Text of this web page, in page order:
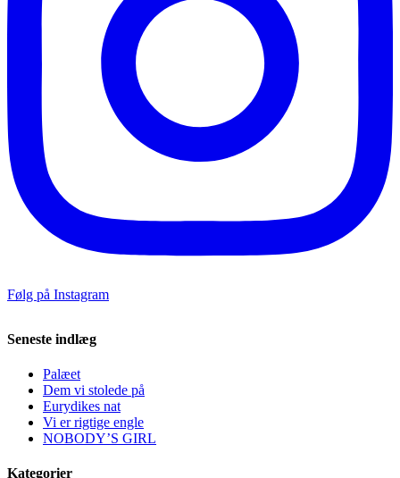
Følg på Instagram
Seneste indlæg
Palæet
Dem vi stolede på
Eurydikes nat
Vi er rigtige engle
NOBODY’S GIRL
Kategorier